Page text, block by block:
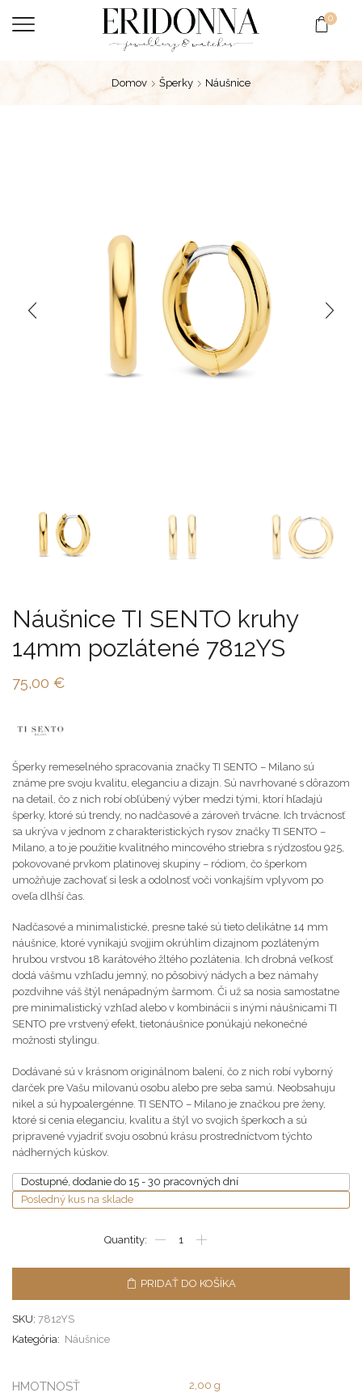
0
Domov Šperky Náušnice
Náušnice TI SENTO kruhy
14mm pozlátené 7812YS
75,00 €
Šperky remeselného spracovania značky TI SENTO – Milano sú
známe pre svoju kvalitu, eleganciu a dizajn. Sú navrhované s dôrazom
na detail, čo z nich robí obľúbený výber medzi tými, ktorí hľadajú
šperky, ktoré sú trendy, no nadčasové a zároveň trvácne. Ich trvácnosť
sa ukrýva v jednom z charakteristických rysov značky TI SENTO –
Milano, a to je použitie kvalitného mincového striebra s rýdzosťou 925,
pokovované prvkom platinovej skupiny – ródiom, čo šperkom
umožňuje zachovať si lesk a odolnosť voči vonkajším vplyvom po
oveľa dlhší čas.
Nadčasové a minimalistické, presne také sú tieto delikátne 14 mm
náušnice, ktoré vynikajú svojjim okrúhlim dizajnom pozláteným
hrubou vrstvou 18 karátového žltého pozlátenia. Ich drobná veľkosť
dodá vášmu vzhľadu jemný, no pôsobivý nádych a bez námahy
pozdvihne váš štýl nenápadným šarmom. Či už sa nosia samostatne
pre minimalistický vzhľad alebo v kombinácii s inými náušnicami TI
SENTO pre vrstvený efekt, tietonáušnice ponúkajú nekonečné
možnosti stylingu.
Dodávané sú v krásnom originálnom balení, čo z nich robí vyborný
darček pre Vašu milovanú osobu alebo pre seba samú. Neobsahuju
nikel a sú hypoalergénne. TI SENTO – Milano je značkou pre ženy,
ktoré si cenia eleganciu, kvalitu a štýl vo svojich šperkoch a sú
pripravené vyjadriť svoju osobnú krásu prostredníctvom týchto
nádherných kúskov.
Dostupné, dodanie do 15 - 30 pracovných dní
Posledný kus na sklade
PRIDAŤ DO KOŠÍKA
SKU: 7812YS
Kategória: Náušnice
HMOTNOSŤ 2,00 g